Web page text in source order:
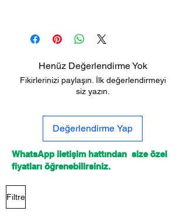
Henüz Değerlendirme Yok
Fikirlerinizi paylaşın. İlk değerlendirmeyi
siz yazın.
Değerlendirme Yap
WhatsApp iletişim hattından size özel
fiyatları öğrenebilirsiniz.
Filtre